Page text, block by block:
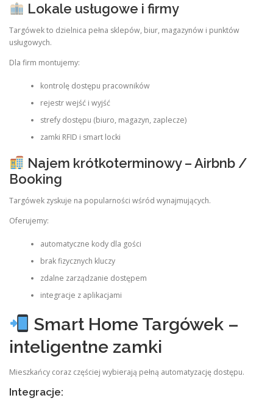
Lokale usługowe i firmy
Targówek to dzielnica pełna sklepów, biur, magazynów i punktów
usługowych.
Dla firm montujemy:
kontrolę dostępu pracowników
rejestr wejść i wyjść
strefy dostępu (biuro, magazyn, zaplecze)
zamki RFID i smart locki
Najem krótkoterminowy – Airbnb /
Booking
Targówek zyskuje na popularności wśród wynajmujących.
Oferujemy:
automatyczne kody dla gości
brak fizycznych kluczy
zdalne zarządzanie dostępem
integracje z aplikacjami
Smart Home Targówek –
inteligentne zamki
Mieszkańcy coraz częściej wybierają pełną automatyzację dostępu.
Integracje: